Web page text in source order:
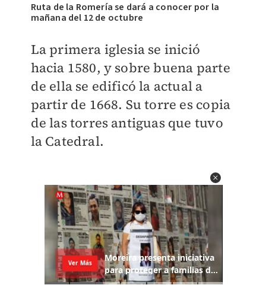
Ruta de la Romería se dará a conocer por la
mañana del 12 de octubre
La primera iglesia se inició
hacia 1580, y sobre buena parte
de ella se edificó la actual a
partir de 1668. Su torre es copia
de las torres antiguas que tuvo
la Catedral.